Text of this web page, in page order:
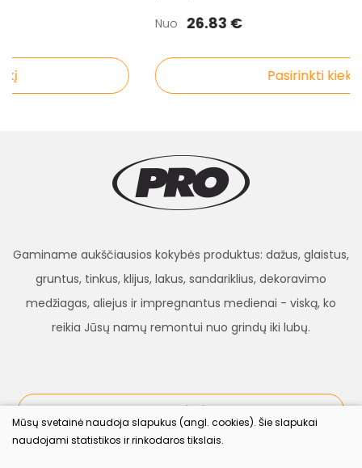
Nuo 26.83 €
Pasirinkti kiekį
Gaminame aukščiausios kokybės produktus: dažus, glaistus,
gruntus, tinkus, klijus, lakus, sandariklius, dekoravimo
medžiagas, aliejus ir impregnantus medienai - viską, ko
reikia Jūsų namų remontui nuo grindų iki lubų.
procolor.lt
Mūsų svetainė naudoja slapukus (angl. cookies). Šie slapukai
naudojami statistikos ir rinkodaros tikslais.